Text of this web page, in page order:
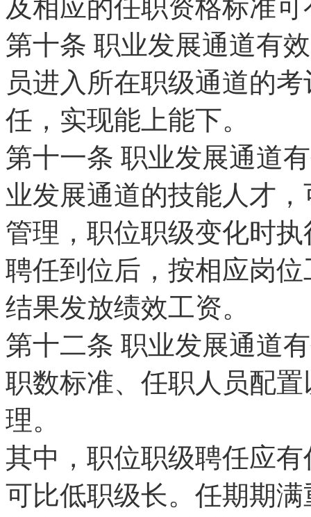
及相应的任职资格标准
第十条 职业发展通道有
员进入所在职级通道的
任，实现能上能下。
第十一条 职业发展通道
业发展通道的技能人才
管理，职位职级变化时
聘任到位后，按相应岗
结果发放绩效工资。
第十二条 职业发展通道
职数标准、任职人员配
理。
其中，职位职级聘任应
可比低职级长。任期期